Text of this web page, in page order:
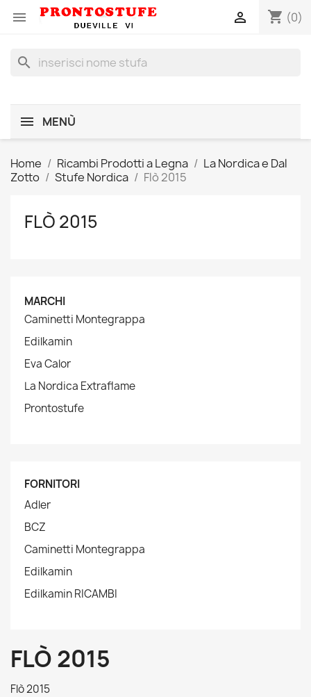
 shopping_cart (0)

search
MENÙ
Home Ricambi Prodotti a Legna
La Nordica e Dal
Zotto
Stufe Nordica Flò 2015
FLÒ 2015
MARCHI
Caminetti Montegrappa
Edilkamin
Eva Calor
La Nordica Extraflame
Prontostufe
FORNITORI
Adler
BCZ
Caminetti Montegrappa
Edilkamin
Edilkamin RICAMBI
FLÒ 2015
Flò 2015